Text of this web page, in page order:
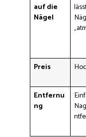
auf die
Nägel
Preis
Entfernu
ng